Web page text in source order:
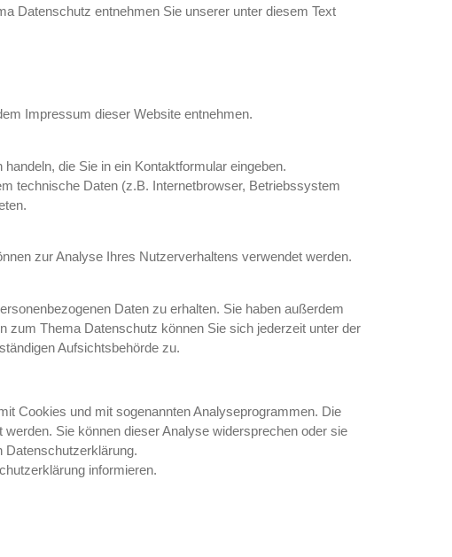
Datenschutz entnehmen Sie unserer unter diesem Text
Impressum dieser Website entnehmen.
die Sie in ein Kontaktformular eingeben.
technische Daten (z.B. Internetbrowser, Betriebssystem
zur Analyse Ihres Nutzerverhaltens verwendet werden.
Daten zu erhalten. Sie haben außerdem
zum Thema Datenschutz können Sie sich jederzeit unter der
Aufsichtsbehörde zu.
Cookies und mit sogenannten Analyseprogrammen. Die
Sie können dieser Analyse widersprechen oder sie
Datenschutzerklärung.
informieren.